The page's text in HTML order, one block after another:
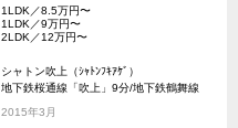
1LDK／8.5万円〜
1LDK／9万円〜
2LDK／12万円〜
シャトン吹上（ｼｬﾄﾝﾌｷｱｹﾞ）
地下鉄桜通線「吹上」9分/地下鉄鶴舞線
2015年3月